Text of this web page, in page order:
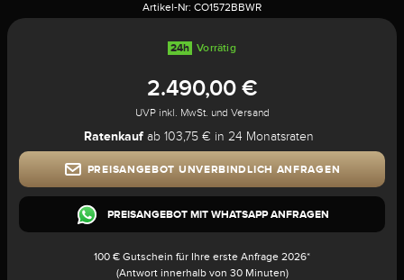
Artikel-Nr: CO1572BBWR
24h Vorrätig
2.490,00 €
UVP inkl. MwSt. und Versand
Ratenkaufab 103,75 € in 24 Monatsraten
PREISANGEBOT UNVERBINDLICH ANFRAGEN
PREISANGEBOT MIT WHATSAPP ANFRAGEN
100 € Gutschein für Ihre erste Anfrage 2026*
(Antwort innerhalb von 30 Minuten)